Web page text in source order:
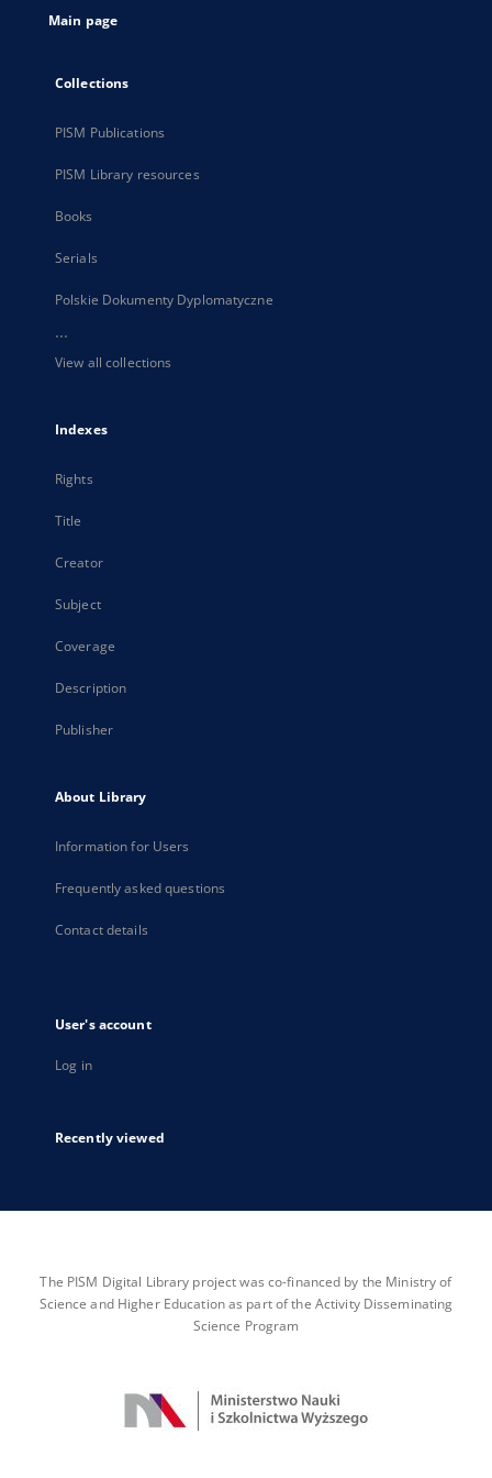
Main page
Collections
PISM Publications
PISM Library resources
Books
Serials
Polskie Dokumenty Dyplomatyczne
...
View all collections
Indexes
Rights
Title
Creator
Subject
Coverage
Description
Publisher
About Library
Information for Users
Frequently asked questions
Contact details
User's account
Log in
Recently viewed
The PISM Digital Library project was co-financed by the Ministry of
Science and Higher Education as part of the Activity Disseminating
Science Program